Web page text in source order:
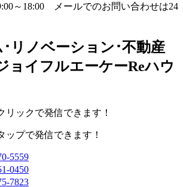
～18:00
メールでのお問い合わせは24
リックで発信できます！
ップで発信できます！
5559
0450
7823